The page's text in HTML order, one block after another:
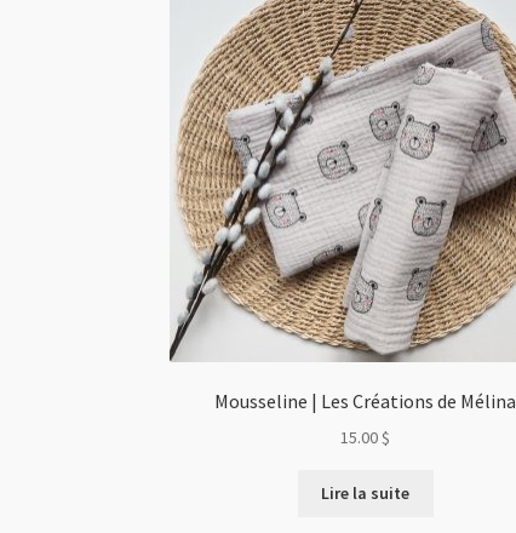
Mousseline | Les Créations de Mélina
15.00$
Lire la suite